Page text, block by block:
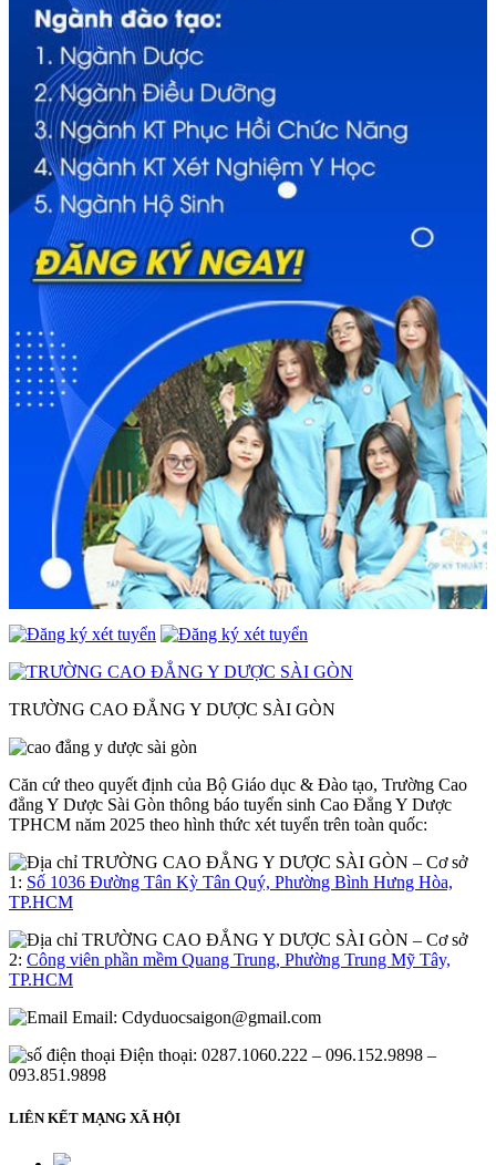
TRƯỜNG CAO ĐẲNG Y DƯỢC SÀI GÒN
Căn cứ theo quyết định của Bộ Giáo dục & Đào tạo, Trường Cao
đẳng Y Dược Sài Gòn thông báo tuyển sinh Cao Đẳng Y Dược
TPHCM năm 2025 theo hình thức xét tuyển trên toàn quốc:
– Cơ sở
1: Số 1036 Đường Tân Kỳ Tân Quý, Phường Bình Hưng Hòa,
TP.HCM
– Cơ sở
2: Công viên phần mềm Quang Trung, Phường Trung Mỹ Tây,
TP.HCM
Email: Cdyduocsaigon@gmail.com
Điện thoại: 0287.1060.222 – 096.152.9898 –
093.851.9898
LIÊN KẾT MẠNG XÃ HỘI